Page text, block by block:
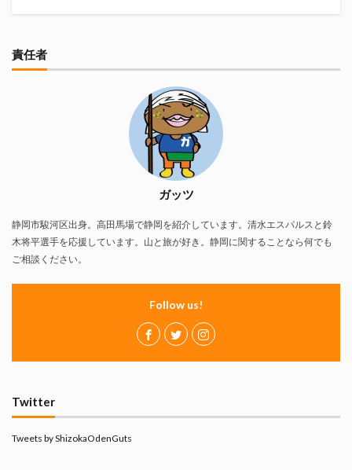
責任者
ガッツ
静岡市駿河区出身。高田馬場で静岡を紹介しています。清水エスパルスと鈴
木将平選手を応援しています。山と旅が好き。静岡に関することなら何でも
ご相談ください。
Follow us!
Twitter
Tweets by ShizokaOdenGuts
静岡麦酒
駒越食品
鹿島アントラーズ